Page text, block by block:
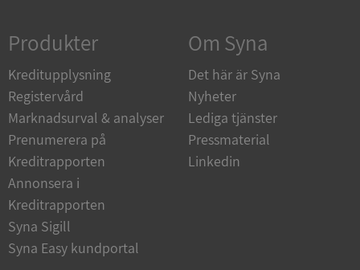
Produkter
Kreditupplysning
Registervård
Marknadsurval & analyser
Prenumerera på
Kreditrapporten
Annonsera i
Kreditrapporten
Syna Sigill
Syna Easy kundportal
Om Syna
Det här är Syna
Nyheter
Lediga tjänster
Pressmaterial
Linkedin
Oklassificerade
Strikt nödvändiga kakor tillåter
kärnwebbplatsfunktioner som användarinloggning
och kontohantering. Webbplatsen kan inte
användas ordentligt utan strikt nödvändiga cookies.
Namn
Leverantör
Domän
__RequestVerificationToken